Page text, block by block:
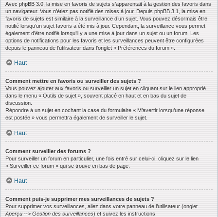
Avec phpBB 3.0, la mise en favoris de sujets s’apparentait à la gestion des favoris dans
un navigateur. Vous n’étiez pas notifié des mises à jour. Depuis phpBB 3.1, la mise en
favoris de sujets est similaire à la surveillance d’un sujet. Vous pouvez désormais être
notifié lorsqu’un sujet favoris a été mis à jour. Cependant, la surveillance vous permet
également d’être notifié lorsqu’il y a une mise à jour dans un sujet ou un forum. Les
options de notifications pour les favoris et les surveillances peuvent être configurées
depuis le panneau de l’utilisateur dans l’onglet « Préférences du forum ».
Haut
Comment mettre en favoris ou surveiller des sujets ?
Vous pouvez ajouter aux favoris ou surveiller un sujet en cliquant sur le lien approprié
dans le menu « Outils de sujet », souvent placé en haut et en bas du sujet de
discussion.
Répondre à un sujet en cochant la case du formulaire « M’avertir lorsqu’une réponse
est postée » vous permettra également de surveiller le sujet.
Haut
Comment surveiller des forums ?
Pour surveiller un forum en particulier, une fois entré sur celui-ci, cliquez sur le lien
« Surveiller ce forum » qui se trouve en bas de page.
Haut
Comment puis-je supprimer mes surveillances de sujets ?
Pour supprimer vos surveillances, allez dans votre panneau de l’utilisateur (onglet
Aperçu --> Gestion des surveillances) et suivez les instructions.